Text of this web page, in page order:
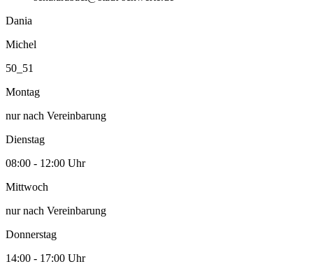
Dania
Michel
50_51
Montag
nur nach Vereinbarung
Dienstag
08:00 - 12:00 Uhr
Mittwoch
nur nach Vereinbarung
Donnerstag
14:00 - 17:00 Uhr